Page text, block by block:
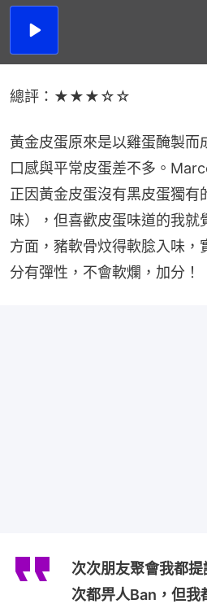
播
總評：★★★☆☆
黃金皮蛋原來是以雞蛋醃製而
口感與平常皮蛋差不多。
正因黃金皮蛋沒有黑皮蛋獨有
味），但喜歡皮蛋味道的我就
方面，豬軟骨炆得軟腍入味，
分有彈性，不會軟爛，加分！
次次朋友聚會我都
次都畀人Ban，但我